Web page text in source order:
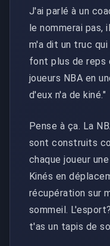
J'ai parlé à un
le nommerai
m'a dit un truc qui
font plus de reps
joueurs NBA en
d'eux n'a de kiné."
Pense à ça. La
sont construits
chaque joueur
Kinés en
récupération sur
sommeil.
t'as un tapis de